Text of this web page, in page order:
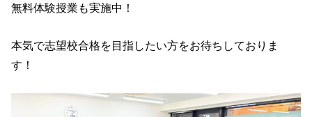
無料体験授業も実施中！
本気で志望校合格を目指したい方をお待ちしておりま
す！